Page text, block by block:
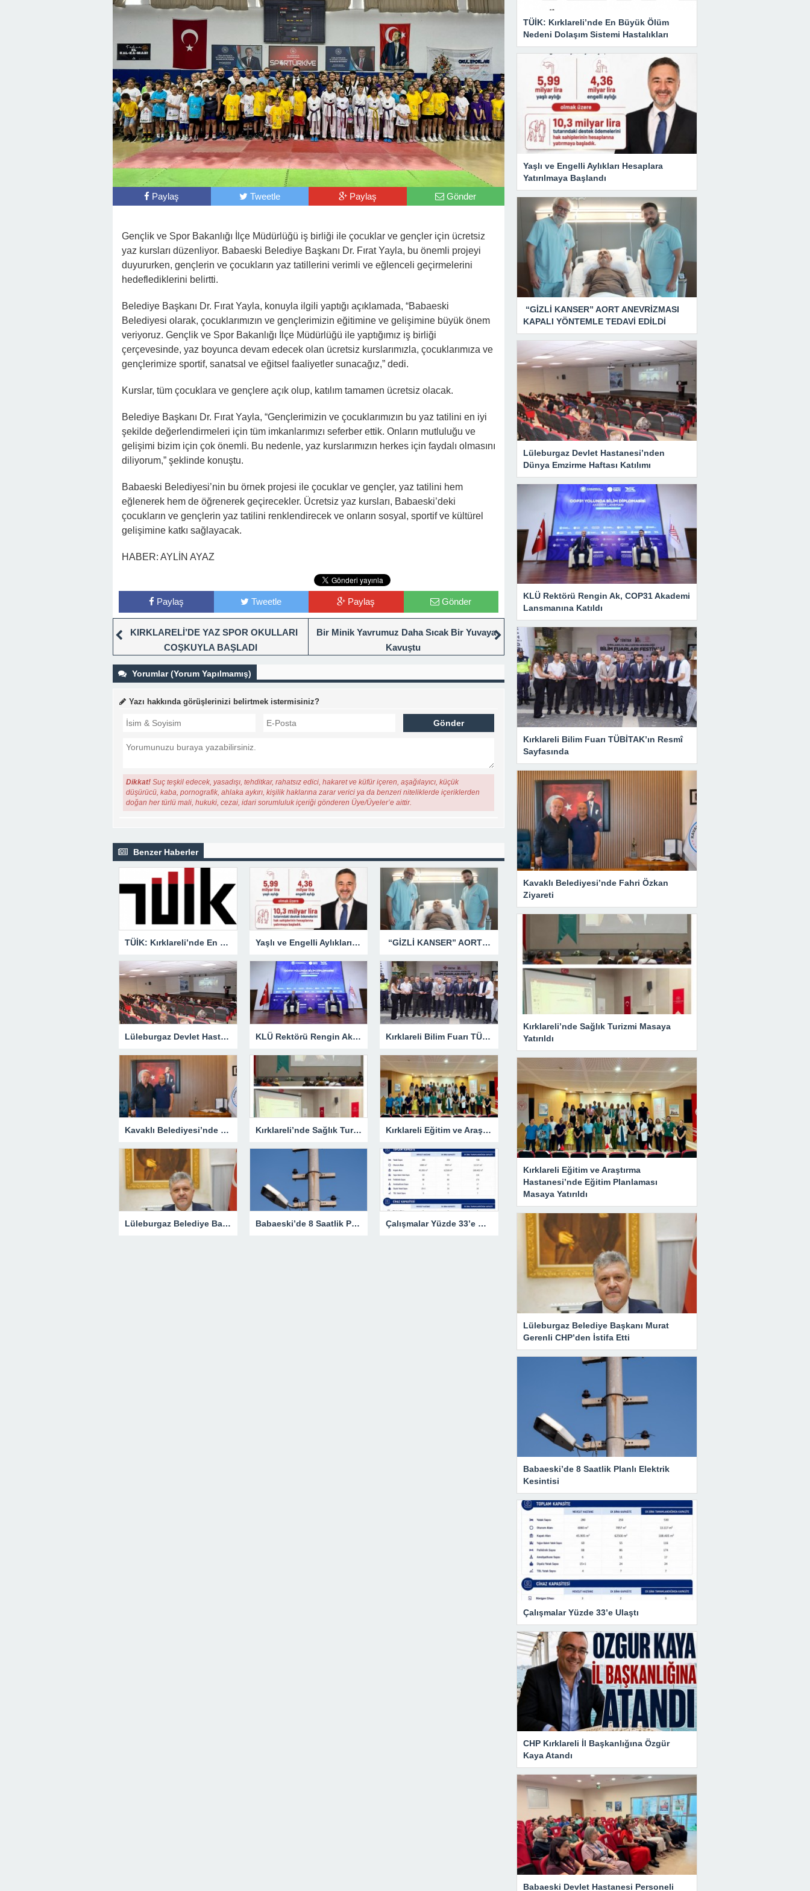
Paylaş Tweetle Paylaş Gönder
Gençlik ve Spor Bakanlığı İlçe Müdürlüğü iş birliği ile çocuklar ve gençler için ücretsiz
yaz kursları düzenliyor. Babaeski Belediye Başkanı Dr. Fırat Yayla, bu önemli projeyi
duyururken, gençlerin ve çocukların yaz tatillerini verimli ve eğlenceli geçirmelerini
hedeflediklerini belirtti.
Belediye Başkanı Dr. Fırat Yayla, konuyla ilgili yaptığı açıklamada, “Babaeski
Belediyesi olarak, çocuklarımızın ve gençlerimizin eğitimine ve gelişimine büyük önem
veriyoruz. Gençlik ve Spor Bakanlığı İlçe Müdürlüğü ile yaptığımız iş birliği
çerçevesinde, yaz boyunca devam edecek olan ücretsiz kurslarımızla, çocuklarımıza ve
gençlerimize sportif, sanatsal ve eğitsel faaliyetler sunacağız,” dedi.
Kurslar, tüm çocuklara ve gençlere açık olup, katılım tamamen ücretsiz olacak.
Belediye Başkanı Dr. Fırat Yayla, “Gençlerimizin ve çocuklarımızın bu yaz tatilini en iyi
şekilde değerlendirmeleri için tüm imkanlarımızı seferber ettik. Onların mutluluğu ve
gelişimi bizim için çok önemli. Bu nedenle, yaz kurslarımızın herkes için faydalı olmasını
diliyorum,” şeklinde konuştu.
Babaeski Belediyesi’nin bu örnek projesi ile çocuklar ve gençler, yaz tatilini hem
eğlenerek hem de öğrenerek geçirecekler. Ücretsiz yaz kursları, Babaeski’deki
çocukların ve gençlerin yaz tatilini renklendirecek ve onların sosyal, sportif ve kültürel
gelişimine katkı sağlayacak.
HABER: AYLİN AYAZ
Paylaş Tweetle Paylaş Gönder
KIRKLARELİ’DE YAZ SPOR OKULLARI
COŞKUYLA BAŞLADI
Bir Minik Yavrumuz Daha Sıcak Bir Yuvaya
Kavuştu
Yorumlar (Yorum Yapılmamış)
Yazı hakkında görüşlerinizi belirtmek istermisiniz?
Dikkat! Suç teşkil edecek, yasadışı, tehditkar, rahatsız edici, hakaret ve küfür içeren, aşağılayıcı, küçük
düşürücü, kaba, pornografik, ahlaka aykırı, kişilik haklarına zarar verici ya da benzeri niteliklerde içeriklerden
doğan her türlü mali, hukuki, cezai, idari sorumluluk içeriği gönderen Üye/Üyeler’e aittir.
Benzer Haberler
TÜİK: Kırklareli’nde En Büyük Ölüm Nedeni Dolaşım Sistemi Hastalıkları Yaşlı ve Engelli Aylıkları Hesaplara Yatırılmaya Başlandı “GİZLİ KANSER” AORT ANEVRİZMASI KAPALI YÖNTEMLE TEDAVİ EDİLDİ
Lüleburgaz Devlet Hastanesi’nden Dünya Emzirme Haftası Katılımı KLÜ Rektörü Rengin Ak, COP31 Akademi Lansmanına Katıldı Kırklareli Bilim Fuarı TÜBİTAK’ın Resmî Sayfasında
Kavaklı Belediyesi’nde Fahri Özkan Ziyareti Kırklareli’nde Sağlık Turizmi Masaya Yatırıldı Kırklareli Eğitim ve Araştırma Hastanesi’nde Eğitim Planlaması Masaya Yatırıldı
Lüleburgaz Belediye Başkanı Murat Gerenli CHP’den İstifa Etti Babaeski’de 8 Saatlik Planlı Elektrik Kesintisi Çalışmalar Yüzde 33’e Ulaştı
TÜİK: Kırklareli’nde En Büyük Ölüm
Nedeni Dolaşım Sistemi Hastalıkları
Yaşlı ve Engelli Aylıkları Hesaplara
Yatırılmaya Başlandı
“GİZLİ KANSER” AORT ANEVRİZMASI
KAPALI YÖNTEMLE TEDAVİ EDİLDİ
Lüleburgaz Devlet Hastanesi’nden
Dünya Emzirme Haftası Katılımı
KLÜ Rektörü Rengin Ak, COP31 Akademi
Lansmanına Katıldı
Kırklareli Bilim Fuarı TÜBİTAK’ın Resmî
Sayfasında
Kavaklı Belediyesi’nde Fahri Özkan
Ziyareti
Kırklareli’nde Sağlık Turizmi Masaya
Yatırıldı
Kırklareli Eğitim ve Araştırma
Hastanesi’nde Eğitim Planlaması
Masaya Yatırıldı
Lüleburgaz Belediye Başkanı Murat
Gerenli CHP’den İstifa Etti
Babaeski’de 8 Saatlik Planlı Elektrik
Kesintisi
Çalışmalar Yüzde 33’e Ulaştı
CHP Kırklareli İl Başkanlığına Özgür
Kaya Atandı
Babaeski Devlet Hastanesi Personeli